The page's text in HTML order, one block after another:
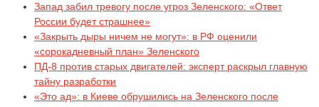
Запад забил тревогу после угроз Зеленского: «Ответ
России будет страшнее»
«Закрыть дыры ничем не могут»: в РФ оценили
«сорокадневный план» Зеленского
ПД-8 против старых двигателей: эксперт раскрыл главную
тайну разработки
«Это ад»: в Киеве обрушились на Зеленского после